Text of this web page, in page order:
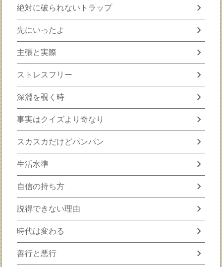
絶対に破られないトラップ chevron_right
先にいったよ chevron_right
主張と実際 chevron_right
ストレスフリー chevron_right
深淵を覗く時 chevron_right
事実はクイズより奇なり chevron_right
スカスカだけどパンパン chevron_right
生活水準 chevron_right
自信の持ち方 chevron_right
説得できない理由 chevron_right
時代は変わる chevron_right
善行と悪行 chevron_right